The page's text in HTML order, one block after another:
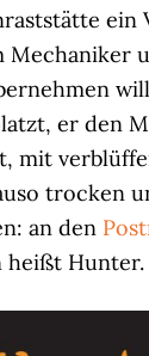
ein
er den
mit
trocken
an den
heißt Hunter.